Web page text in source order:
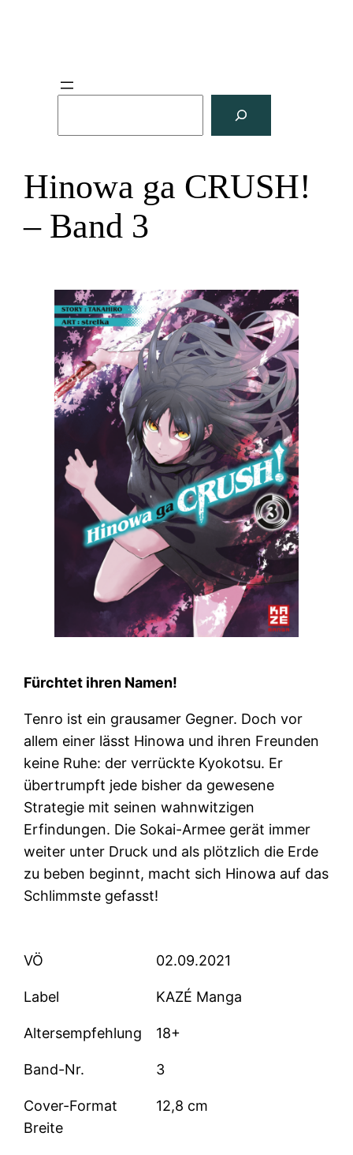
e
n
Hinowa ga CRUSH!
– Band 3
Fürchtet ihren Namen!
Tenro ist ein grausamer Gegner. Doch vor
allem einer lässt Hinowa und ihren Freunden
keine Ruhe: der verrückte Kyokotsu. Er
übertrumpft jede bisher da gewesene
Strategie mit seinen wahnwitzigen
Erfindungen. Die Sokai-Armee gerät immer
weiter unter Druck und als plötzlich die Erde
zu beben beginnt, macht sich Hinowa auf das
Schlimmste gefasst!
VÖ 02.09.2021
Label KAZÉ Manga
Altersempfehlung 18+
Band-Nr. 3
Cover-Format
Breite
12,8 cm